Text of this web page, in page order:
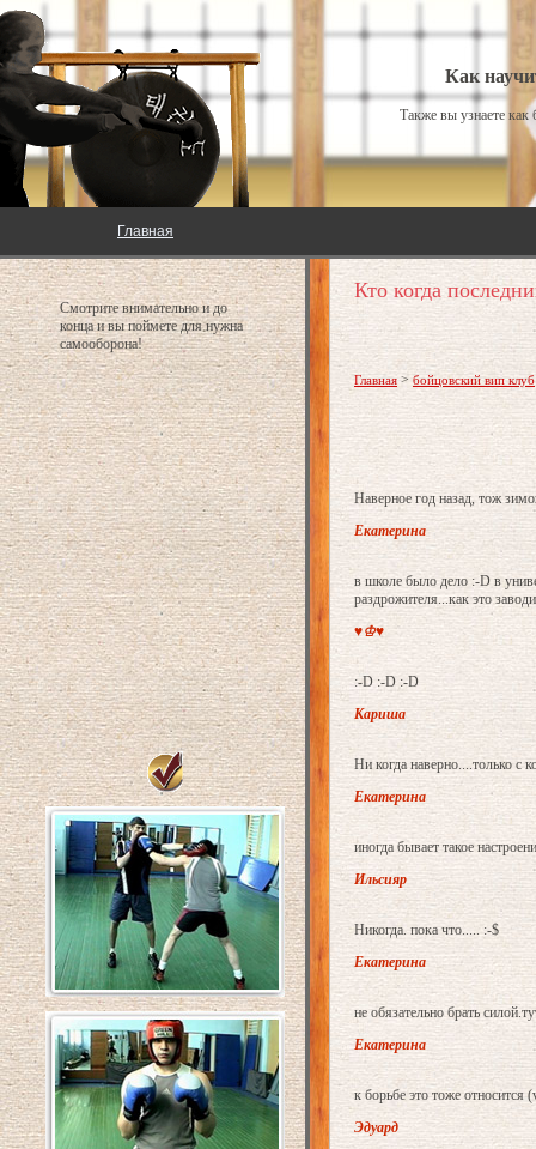
Как
Также вы узнаете
Главная
Смотрите внимательно и до
конца и вы поймете для нужна
самооборона!
Кто когда
Главная> бойцовский вип клуб
Наверное год назад, тож
Екатерина
в школе было дело :-D в
раздрожителя...как это
♥♔♥
:-D :-D :-D
Кариша
Ни когда наверно....только с
Екатерина
иногда бывает такое
Ильсияр
Никогда. пока что..... :-$
Екатерина
не обязательно брать
Екатерина
к борьбе это тоже относится
Эдуард